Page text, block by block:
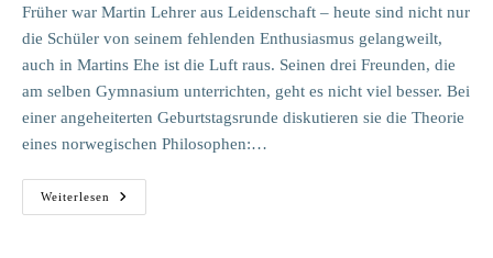
Früher war Martin Lehrer aus Leidenschaft – heute sind nicht nur
die Schüler von seinem fehlenden Enthusiasmus gelangweilt,
auch in Martins Ehe ist die Luft raus. Seinen drei Freunden, die
am selben Gymnasium unterrichten, geht es nicht viel besser. Bei
einer angeheiterten Geburtstagsrunde diskutieren sie die Theorie
eines norwegischen Philosophen:…
Weiterlesen
Der
Rausch